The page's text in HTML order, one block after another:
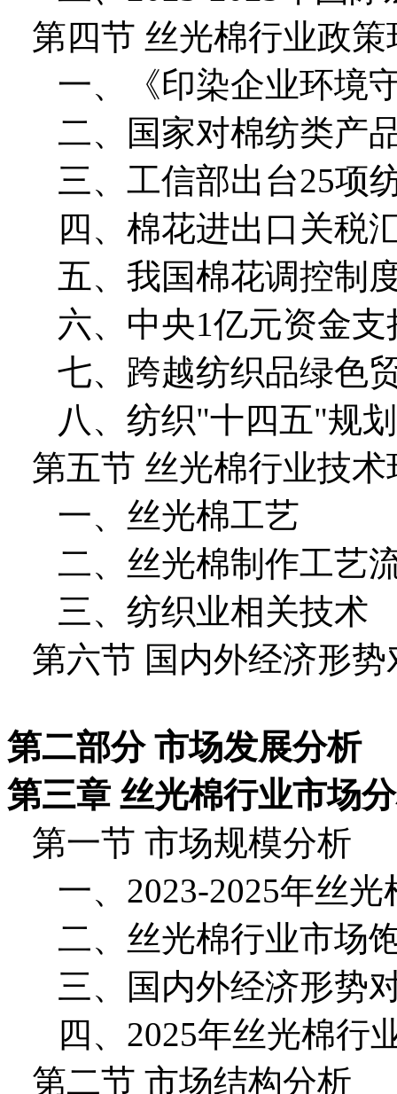
第四节 丝光棉行业政策
一、《印染企业环境
二、国家对棉纺类产
三、工信部出台25项
四、棉花进出口关税
五、我国棉花调控制
六、中央1亿元资金
七、跨越纺织品绿色
八、纺织"十四五"规
第五节 丝光棉行业技术
一、丝光棉工艺
二、丝光棉制作工艺
三、纺织业相关技术
第六节 国内外经济形
第二部分 市场发展分析
第三章 丝光棉行业市场
第一节 市场规模分析
一、2023-2025年丝
二、丝光棉行业市场
三、国内外经济形势
四、2025年丝光棉行
第二节 市场结构分析